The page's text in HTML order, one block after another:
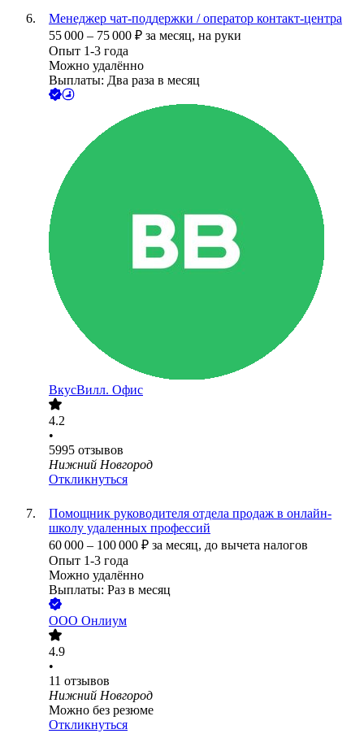
Менеджер чат-поддержки / оператор контакт-центра
55 000 – 75 000 ₽ за месяц, на руки
Опыт 1-3 года
Можно удалённо
Выплаты: Два раза в месяц
ВкусВилл. Офис
4.2
•
5995 отзывов
Нижний Новгород
Откликнуться
Помощник руководителя отдела продаж в онлайн-
школу удаленных профессий
60 000 – 100 000 ₽ за месяц, до вычета налогов
Опыт 1-3 года
Можно удалённо
Выплаты: Раз в месяц
ООО Онлиум
4.9
•
11 отзывов
Нижний Новгород
Можно без резюме
Откликнуться